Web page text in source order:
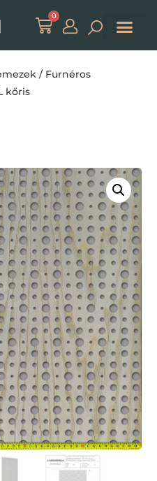
0
/ Furnéros
kőris